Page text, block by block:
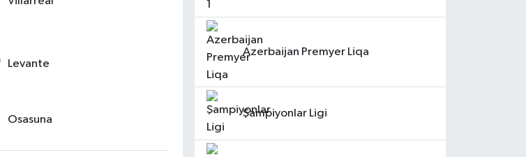
Levante
Osasuna
Azerbaijan Premyer Liqa
Şampiyonlar Ligi